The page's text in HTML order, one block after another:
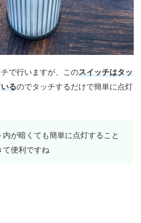
で行いますが、このスイッチはタッ
るのでタッチするだけで簡単に点灯
内が暗くても簡単に点灯すること
て便利ですね